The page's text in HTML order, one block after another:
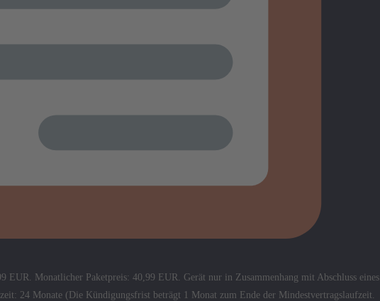
EUR. Monatlicher Paketpreis: 40,99 EUR. Gerät nur in Zusammenhang mit Abschluss eines
24 Monate (Die Kündigungsfrist beträgt 1 Monat zum Ende der Mindestvertragslaufzeit.